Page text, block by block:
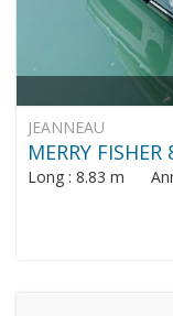
JEANNEAU
MERRY
Long : 8.83 m